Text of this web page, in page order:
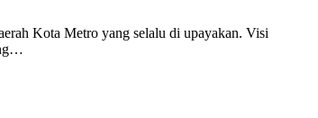
Kota Metro yang selalu di upayakan. Visi